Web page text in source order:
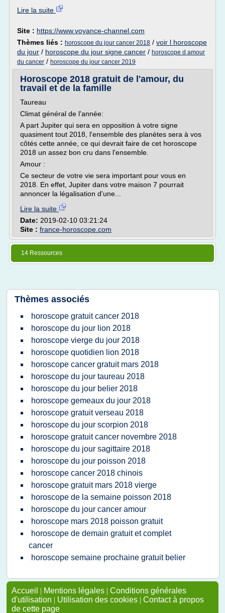
Lire la suite
Site : https://www.voyance-channel.com
Thèmes liés : horoscope du jour cancer 2018 / voir l horoscope
du jour / horoscope du jour signe cancer / horoscope d amour
du cancer / horoscope du jour cancer 2019
Horoscope 2018 gratuit de l'amour, du
travail et de la famille
Taureau
Climat général de l'année:
A part Jupiter qui sera en opposition à votre signe
quasiment tout 2018, l'ensemble des planètes sera à vos
côtés cette année, ce qui devrait faire de cet horoscope
2018 un assez bon cru dans l'ensemble.
Amour :
Ce secteur de votre vie sera important pour vous en
2018. En effet, Jupiter dans votre maison 7 pourrait
annoncer la légalisation d'une...
Lire la suite
Date: 2019-02-10 03:21:24
Site : france-horoscope.com
14 Ressources
Thèmes associés
horoscope gratuit cancer 2018
horoscope du jour lion 2018
horoscope vierge du jour 2018
horoscope quotidien lion 2018
horoscope cancer gratuit mars 2018
horoscope du jour taureau 2018
horoscope du jour belier 2018
horoscope gemeaux du jour 2018
horoscope gratuit verseau 2018
horoscope du jour scorpion 2018
horoscope gratuit cancer novembre 2018
horoscope du jour sagittaire 2018
horoscope du jour poisson 2018
horoscope cancer 2018 chinois
horoscope gratuit mars 2018 vierge
horoscope de la semaine poisson 2018
horoscope du jour cancer amour
horoscope mars 2018 poisson gratuit
horoscope de demain gratuit et complet
cancer
horoscope semaine prochaine gratuit belier
Accueil | Mentions légales | Conditions générales
d'utilisation | Utilisation des cookies | Contact à propos
de cette page